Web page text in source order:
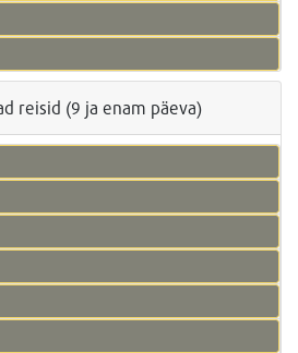
reisid (9 ja enam päeva)